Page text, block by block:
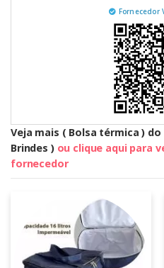
Fornecedor
Veja mais ( Bolsa térmica )
Brindes ) ou clique aqui para
fornecedor